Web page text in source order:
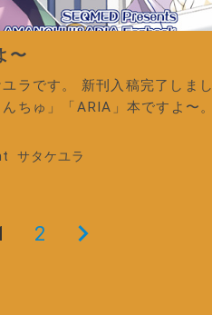
〜
ラです。 新刊入稿完了しまし
ちゅ」「ARIA」本ですよ〜。
サタケユラ
2
次